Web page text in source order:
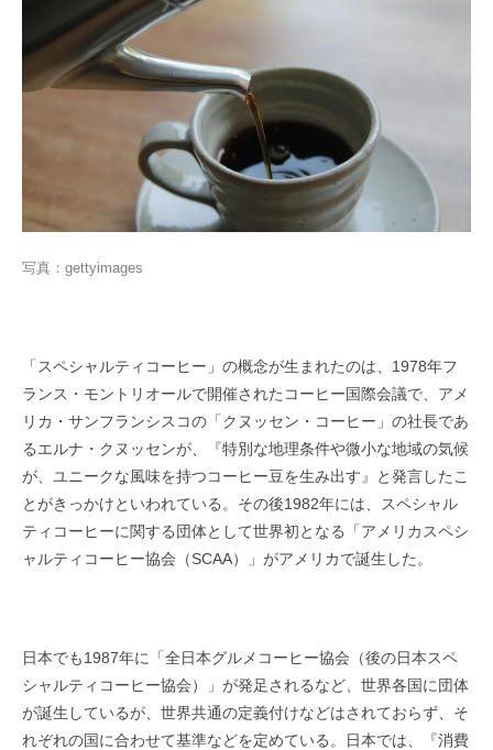
写真：gettyimages
「スペシャルティコーヒー」の概念が生まれたのは、1978年フ
ランス・モントリオールで開催されたコーヒー国際会議で、アメ
リカ・サンフランシスコの「クヌッセン・コーヒー」の社長であ
るエルナ・クヌッセンが、『特別な地理条件や微小な地域の気候
が、ユニークな風味を持つコーヒー豆を生み出す』と発言したこ
とがきっかけといわれている。その後1982年には、スペシャル
ティコーヒーに関する団体として世界初となる「アメリカスペシ
ャルティコーヒー協会（SCAA）」がアメリカで誕生した。
日本でも1987年に「全日本グルメコーヒー協会（後の日本スペ
シャルティコーヒー協会）」が発足されるなど、世界各国に団体
が誕生しているが、世界共通の定義付けなどはされておらず、そ
れぞれの国に合わせて基準などを定めている。日本では、『消費